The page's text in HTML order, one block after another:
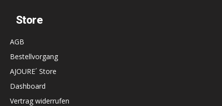
Store
AGB
Bestellvorgang
AJOURE´ Store
Dashboard
Vertrag widerrufen